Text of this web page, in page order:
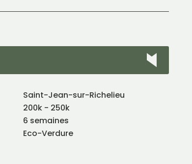
Saint-Jean-sur-Richelieu
200k - 250k
6 semaines
Eco-Verdure